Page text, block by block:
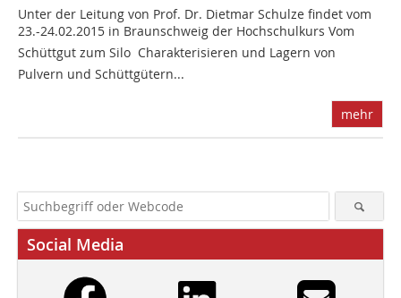
Unter der Leitung von Prof. Dr. Dietmar Schulze findet vom
23.-24.02.2015 in Braunschweig der Hochschulkurs Vom
Schüttgut zum Silo  Charakterisieren und Lagern von
Pulvern und Schüttgütern...
mehr
Social Media